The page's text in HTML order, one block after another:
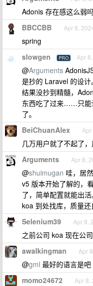
Adonis 存在感这么弱
BBCCBB Apr 8,
spring
slowgen PRO Apr
@Arguments
是抄的 Laravel 的设计
结果没抄到精髓，
东西吃了过来……只能
了。
BeiChuanAlex
几万用户就了不起了，
Arguments Apr 8,
@shuimugan 哇，居
v5 版本开始了解的，
了，简单配置就能出
koa 到处找库，质量
Selenium39 Apr 8,
之前公司 koa 现在公
awalkingman Apr
@gml 最好的语言是吧
momo24672 Apr 8,